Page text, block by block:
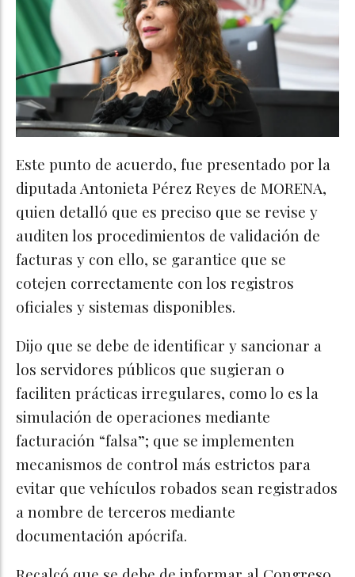
Este punto de acuerdo, fue presentado por la
diputada Antonieta Pérez Reyes de MORENA,
quien detalló que es preciso que se revise y
auditen los procedimientos de validación de
facturas y con ello, se garantice que se
cotejen correctamente con los registros
oficiales y sistemas disponibles.
Dijo que se debe de identificar y sancionar a
los servidores públicos que sugieran o
faciliten prácticas irregulares, como lo es la
simulación de operaciones mediante
facturación “falsa”; que se implementen
mecanismos de control más estrictos para
evitar que vehículos robados sean registrados
a nombre de terceros mediante
documentación apócrifa.